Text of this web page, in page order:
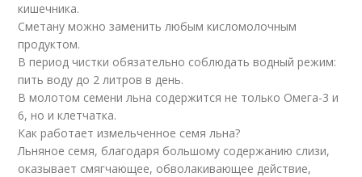
кишечника.
Сметану можно заменить любым кисломолочным
продуктом.
В период чистки обязательно соблюдать водный режим:
пить воду до 2 литров в день.
В молотом семени льна содержится не только Омега-3 и
6, но и клетчатка.
Как работает измельченное семя льна?
Льняное семя, благодаря большому содержанию слизи,
оказывает смягчающее, обволакивающее действие,